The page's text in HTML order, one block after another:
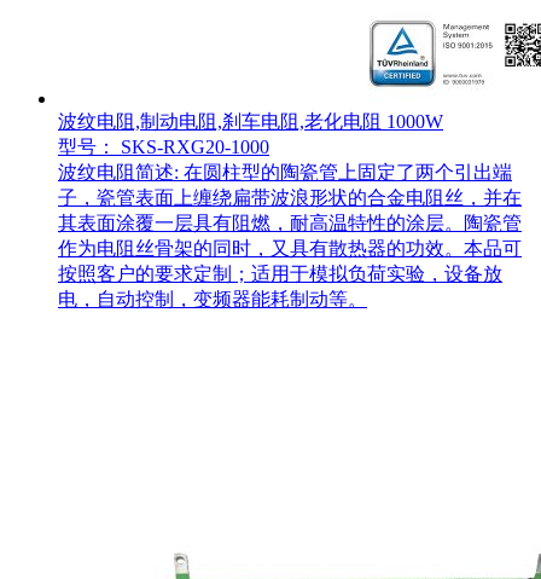
波纹电阻,制动电阻,刹车电阻,老化电阻 1000W
型号： SKS-RXG20-1000
波纹电阻简述: 在圆柱型的陶瓷管上固定了两个引出端
子，瓷管表面上缠绕扁带波浪形状的合金电阻丝，并在
其表面涂覆一层具有阻燃，耐高温特性的涂层。陶瓷管
作为电阻丝骨架的同时，又具有散热器的功效。本品可
按照客户的要求定制；适用于模拟负荷实验，设备放
电，自动控制，变频器能耗制动等。